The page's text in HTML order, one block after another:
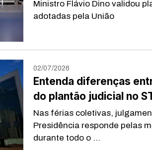
Ministro Flávio Dino validou
adotadas pela União
02/07/2026
Entenda diferenças
do plantão judicial no
Nas férias coletivas,
Presidência responde pelas
durante todo o ...